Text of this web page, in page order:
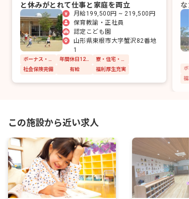
と休みがとれて仕事と家庭を両立
月給199,500円 ~ 219,500円
保育教諭・正社員
認定こども園
山形県東根市大字蟹沢82番地
1
社会保険完備
有給 福利厚生充実
場
福
この施設から近い求人